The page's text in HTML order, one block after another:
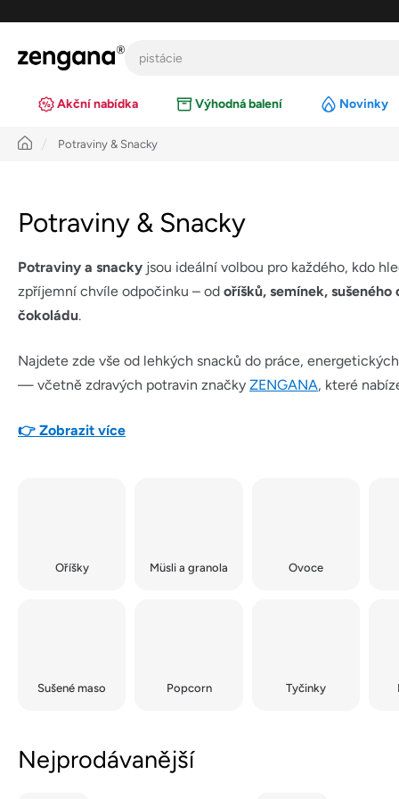
obsah
Akční nabídka Výhodná balení Novinky
Úvod Potraviny & Snacky
Potraviny & Snacky
Potraviny a snacky jsou ideální volbou pro každého, kdo
zpříjemní chvíle odpočinku – od oříšků, semínek, sušeného
čokoládu.
Najdete zde vše od lehkých snacků do práce,
— včetně zdravých potravin značky ZENGANA, které
👉 Zobrazit více
Oříšky Müsli a granola Ovoce
Sušené maso Popcorn Tyčinky
Nejprodávanější